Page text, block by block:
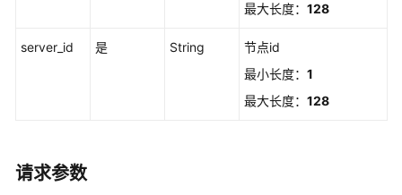
指
践
最大长度： 128
server_id 是 String
节点id
最小长度： 1
最大长度： 128
请求参数